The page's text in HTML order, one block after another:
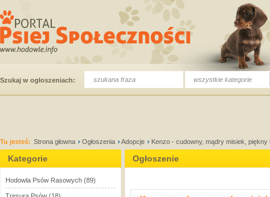
Szukaj w ogłoszeniach: wszystkie kategorie
Tu jesteś: Strona głowna Ogłoszenia Adopcje Kenzo - cudowny, mądry misiek,
Kategorie
Hodowla Psów Rasowych (89)
Ogłoszenie